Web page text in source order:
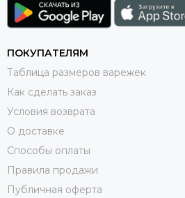
ПОКУПАТЕЛЯМ
Таблица размеров варежек
Как сделать заказ
Условия возврата
О доставке
Способы оплаты
Правила продажи
Публичная оферта